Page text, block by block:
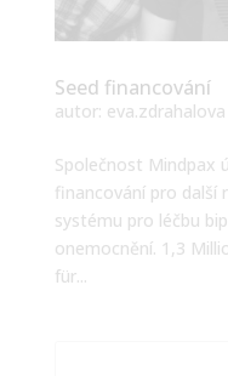
Seed financování
autor: eva.zdrahalova
Společnost Mindpax
financování pro další
systému pro léčbu
onemocnění. 1,3
für...